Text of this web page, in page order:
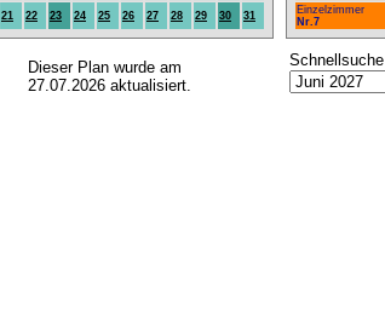
21 22 23 24 25 26 27 28 29 30 31
Dieser Plan wurde am
27.07.2026 aktualisiert.
Einzelzimmer
Nr.7
Schnellsuche